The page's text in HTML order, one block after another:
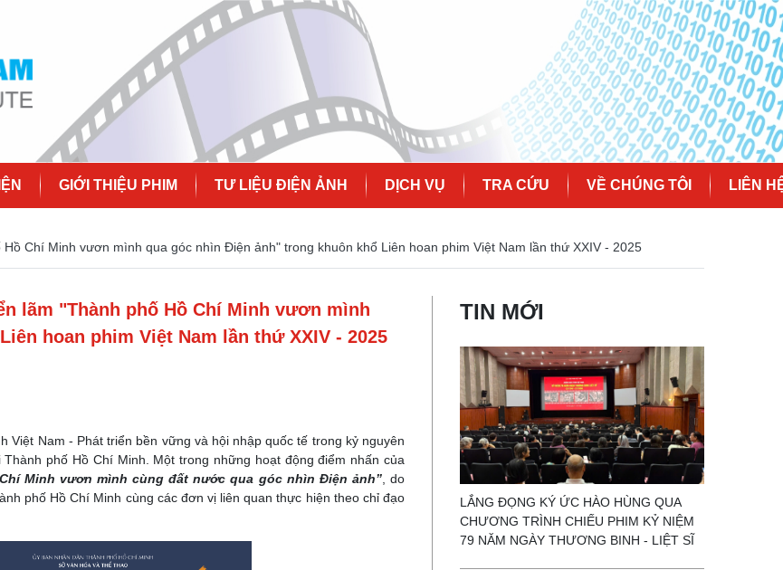
GIỚI THIỆU PHIM TƯ LIỆU ĐIỆN ẢNH DỊCH VỤ TRA CỨU VỀ CHÚNG TÔI LIÊN
Chí Minh vươn mình qua góc nhìn Điện ảnh" trong khuôn khổ Liên hoan phim Việt Nam lần thứ XXIV - 2025
lãm "Thành phố Hồ Chí Minh vươn mình
hoan phim Việt Nam lần thứ XXIV - 2025
Việt Nam - Phát triển bền vững và hội nhập quốc tế trong kỷ nguyên
phố Hồ Chí Minh. Một trong những hoạt động điểm nhấn của
Minh vươn mình cùng đất nước qua góc nhìn Điện ảnh”, do
phố Hồ Chí Minh cùng các đơn vị liên quan thực hiện theo chỉ đạo
TIN MỚI
LẮNG ĐỌNG KÝ ỨC HÀO HÙNG QUA
CHƯƠNG TRÌNH CHIẾU PHIM KỶ NIỆM
79 NĂM NGÀY THƯƠNG BINH - LIỆT SĨ